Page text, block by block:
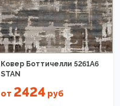
Ковер Боттичелли 5261A6
STAN
от 2424руб